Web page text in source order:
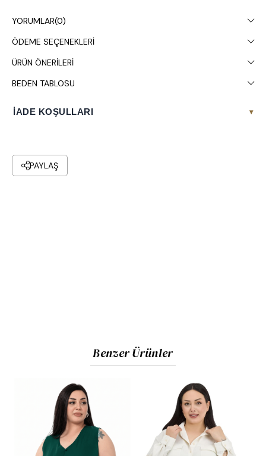
YORUMLAR(0)
ÖDEME SEÇENEKLERI
ÜRÜN ÖNERILERI
BEDEN TABLOSU
İADE KOŞULLARI ▾
PAYLAŞ
Benzer Ürünler